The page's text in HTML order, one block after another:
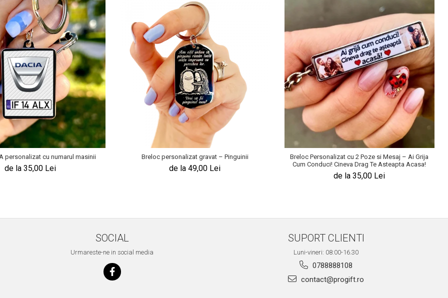
personalizat cu numarul masinii
de la 35,00 Lei
Breloc personalizat gravat – Pinguinii
de la 49,00 Lei
Breloc Personalizat cu 2 Poze si Mesaj – Ai Grija
Cum Conduci! Cineva Drag Te Asteapta Acasa!
de la 35,00 Lei
SOCIAL
Urmareste-ne in social media
SUPORT CLIENTI
Luni-vineri: 08:00-16.30
0788888108
contact@progift.ro